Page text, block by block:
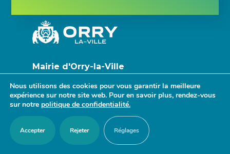
Mairie d'Orry-la-Ville
8, place Abbé-Clin
60 560 Orry-la-Ville
03 44 58 91 16
Lundi : 14h30 - 17h30
Nous utilisons des cookies pour vous garantir la meilleure
expérience sur notre site web. Pour en savoir plus, rendez-vous
sur notre politique de confidentialité.
Accepter Rejeter Réglages